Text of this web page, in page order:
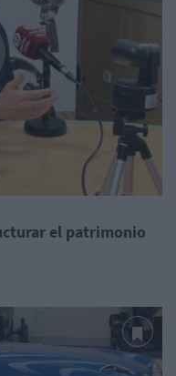
el patrimonio